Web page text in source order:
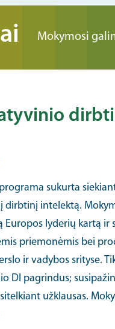
Mokymosi
sukurta
dirbtinį intelektą.
Europos lyderių kartą
priemonėmis bei
ir vadybos srityse.
DI pagrindus;
užklausas.